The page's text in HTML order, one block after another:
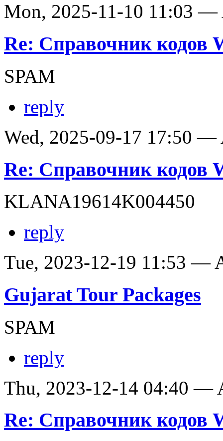
Mon, 2025-11-10 11:03 —
Re: Справочник кодов
SPAM
reply
Wed, 2025-09-17 17:50 —
Re: Справочник кодов
KLANA19614K004450
reply
Tue, 2023-12-19 11:53 —
Gujarat Tour Packages
SPAM
reply
Thu, 2023-12-14 04:40 —
Re: Справочник кодов